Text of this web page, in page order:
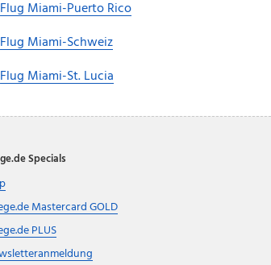
Flug Miami-Puerto Rico
Flug Miami-Schweiz
Flug Miami-St. Lucia